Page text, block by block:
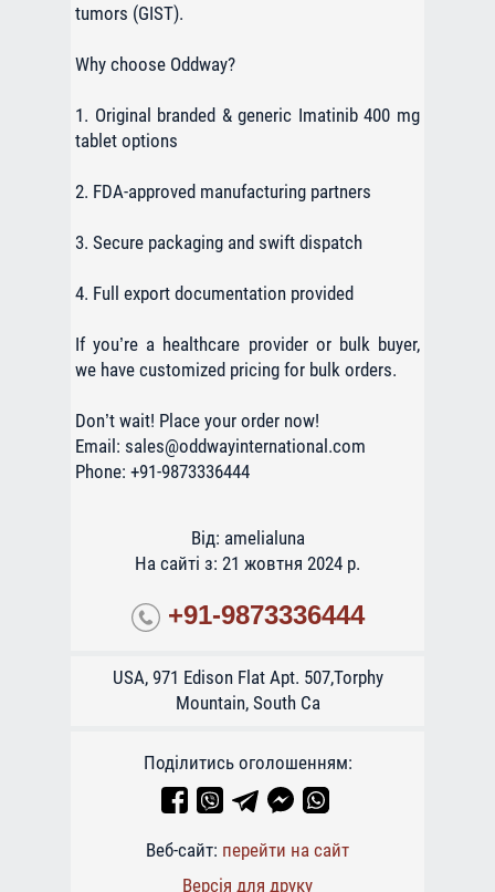
tumors (GIST).
Why choose Oddway?
1. Original branded & generic Imatinib 400 mg
tablet options
2. FDA-approved manufacturing partners
3. Secure packaging and swift dispatch
4. Full export documentation provided
If you’re a healthcare provider or bulk buyer,
we have customized pricing for bulk orders.
Don’t wait! Place your order now!
Email: sales@oddwayinternational.com
Phone: +91-9873336444
Від: amelialuna
На сайті з: 21 жовтня 2024 р.
+91-9873336444
USA, 971 Edison Flat Apt. 507,Torphy
Mountain, South Ca
Поділитись оголошенням:
Веб-сайт: перейти на сайт
Версія для друку